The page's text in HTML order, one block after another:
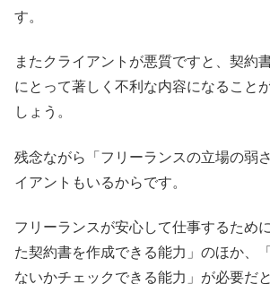
す。
またクライアントが悪質ですと、契約
にとって著しく不利な内容になること
しょう。
残念ながら「フリーランスの立場の弱
イアントもいるからです。
フリーランスが安心して仕事するため
た契約書を作成できる能力」のほか、
ないかチェックできる能力」が必要だ